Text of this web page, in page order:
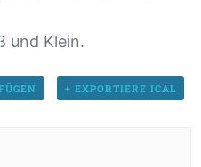
und Klein.
+ EXPORTIERE ICAL